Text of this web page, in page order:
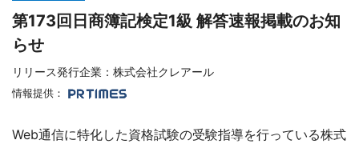
第173回日商簿記検定1級 解答速報掲載のお知
らせ
リリース発行企業：株式会社クレアール
情報提供：
Web通信に特化した資格試験の受験指導を行っている株式